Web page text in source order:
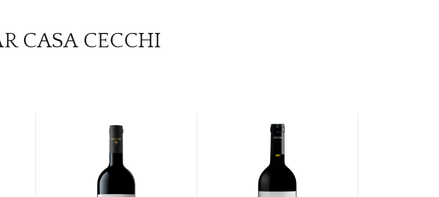
CASA CECCHI